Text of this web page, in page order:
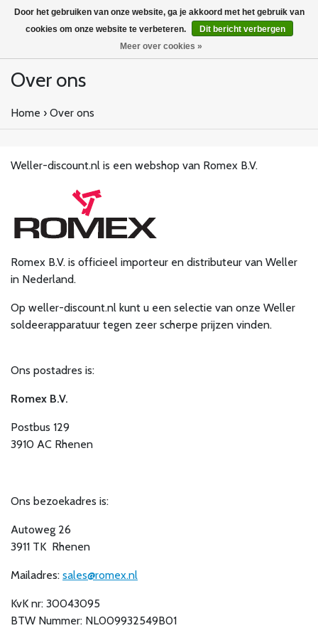
Over ons
Home › Over ons
Weller-discount.nl is een webshop van Romex B.V.
Romex B.V. is officieel importeur en distributeur van Weller
in Nederland.
Op weller-discount.nl kunt u een selectie van onze Weller
soldeerapparatuur tegen zeer scherpe prijzen vinden.
Ons postadres is:
Romex B.V.
Postbus 129
3910 AC Rhenen
Ons bezoekadres is:
Autoweg 26
3911 TK Rhenen
Mailadres: sales@romex.nl
KvK nr: 30043095
BTW Nummer: NL009932549B01
Door het gebruiken van onze website, ga je akkoord met het gebruik van
cookies om onze website te verbeteren.
Dit bericht verbergen
Meer over cookies »